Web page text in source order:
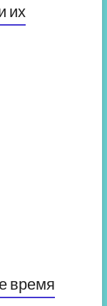
их
время